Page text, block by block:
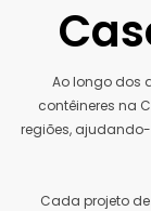
Ao longo dos
contêineres na
regiões,
Cada projeto